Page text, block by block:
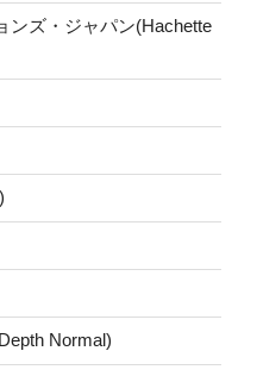
ンズ・ジャパン(Hachette
Normal)